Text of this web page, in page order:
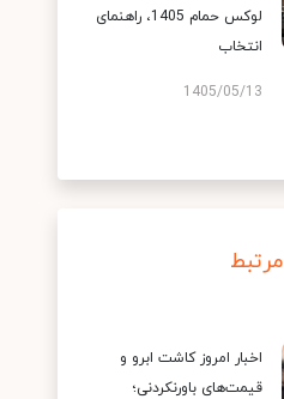
لوکس حمام 1405، راهنمای
انتخاب
1405/05/13
مرتبط
اخبار امروز کاشت ابرو و
قیمت‌های باورنکردنی؛